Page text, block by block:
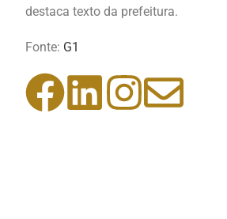
destaca texto da prefeitura.
Fonte: G1